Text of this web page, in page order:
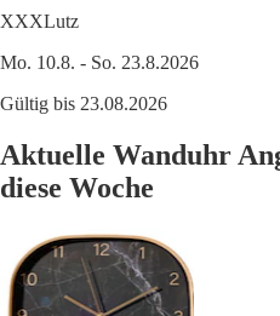
XXXLutz
Mo. 10.8. - So. 23.8.2026
Gültig bis 23.08.2026
Aktuelle Wanduhr
diese Woche